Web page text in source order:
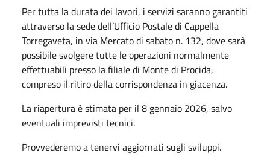
Per tutta la durata dei lavori, i servizi saranno garantiti
attraverso la sede dell’Ufficio Postale di Cappella
Torregaveta, in via Mercato di sabato n. 132, dove sarà
possibile svolgere tutte le operazioni normalmente
effettuabili presso la filiale di Monte di Procida,
compreso il ritiro della corrispondenza in giacenza.
La riapertura è stimata per il 8 gennaio 2026, salvo
eventuali imprevisti tecnici.
Provvederemo a tenervi aggiornati sugli sviluppi.